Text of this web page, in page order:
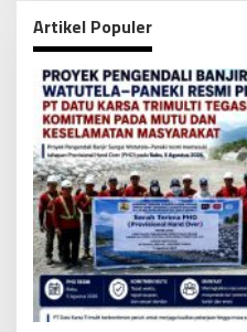
Artikel Populer